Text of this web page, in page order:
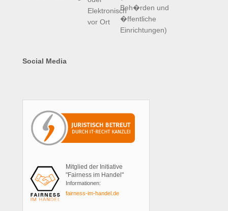
Social Media
Mitglied der Initiative
"Fairness im Handel"
Informationen:
fairness-im-handel.de